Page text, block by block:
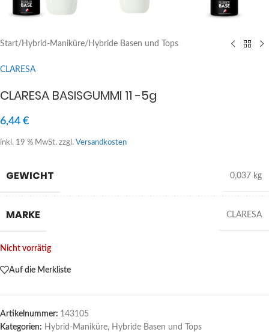
Start/ Hybrid-Maniküre/ Hybride Basen und Tops
CLARESA
CLARESA BASISGUMMI 11 -5g
6,44 €
inkl. 19 % MwSt. zzgl. Versandkosten
GEWICHT 0,037 kg
MARKE CLARESA
Nicht vorrätig
Auf die Merkliste
Artikelnummer: 143105
Kategorien: Hybrid-Maniküre, Hybride Basen und Tops